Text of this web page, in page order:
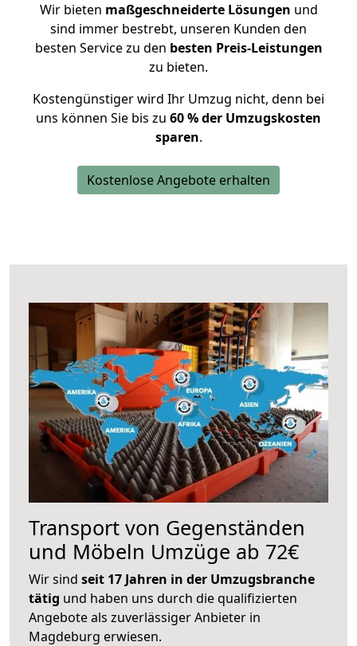
Wir bieten maßgeschneiderte Lösungen und
sind immer bestrebt, unseren Kunden den
besten Service zu den besten Preis-Leistungen
zu bieten.
Kostengünstiger wird Ihr Umzug nicht, denn bei
uns können Sie bis zu 60 % der Umzugskosten
sparen.
Kostenlose Angebote erhalten
Transport von Gegenständen
und Möbeln Umzüge ab 72€
Wir sind seit 17 Jahren in der Umzugsbranche
tätig und haben uns durch die qualifizierten
Angebote als zuverlässiger Anbieter in
Magdeburg erwiesen.